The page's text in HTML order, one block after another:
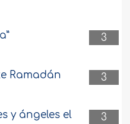
3
3
Ramadán
3
y ángeles el